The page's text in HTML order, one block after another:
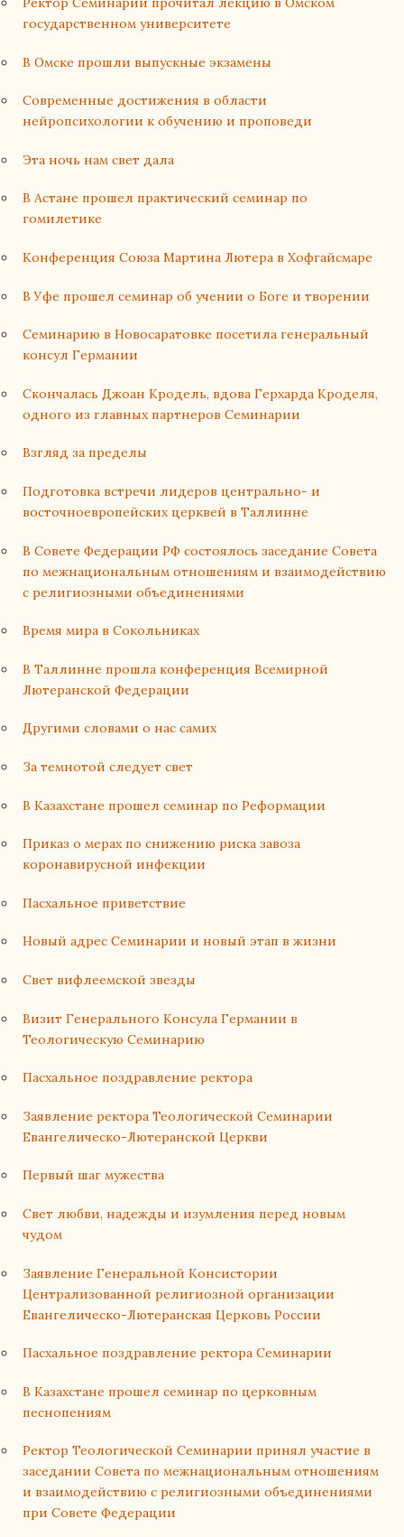
государственном университете
В Омске прошли выпускные экзамены
Современные достижения в области
нейропсихологии к обучению и проповеди
Эта ночь нам свет дала
В Астане прошел практический семинар по
гомилетике
Конференция Союза Мартина Лютера в Хофгайсмаре
В Уфе прошел семинар об учении о Боге и творении
Семинарию в Новосаратовке посетила генеральный
консул Германии
Cкончалась Джоан Кродель, вдова Герхарда Кроделя,
одного из главных партнеров Семинарии
Взгляд за пределы
Подготовка встречи лидеров центрально- и
восточноевропейских церквей в Таллинне
В Совете Федерации РФ состоялось заседание Совета
по межнациональным отношениям и взаимодействию
с религиозными объединениями
Время мира в Сокольниках
В Таллинне прошла конференция Всемирной
Лютеранской Федерации
Другими словами о нас самих
За темнотой следует свет
В Казахстане прошел семинар по Реформации
Приказ о мерах по снижению риска завоза
коронавирусной инфекции
Пасхальное приветствие
Новый адрес Семинарии и новый этап в жизни
Свет вифлеемской звезды
Визит Генерального Консула Германии в
Теологическую Семинарию
Пасхальное поздравление ректора
Заявление ректора Теологической Семинарии
Евангелическо-Лютеранской Церкви
Первый шаг мужества
Свет любви, надежды и изумления перед новым
чудом
Заявление Генеральной Консистории
Централизованной религиозной организации
Евангелическо-Лютеранская Церковь России
Пасхальное поздравление ректора Семинарии
В Казахстане прошел семинар по церковным
песнопениям
Ректор Теологической Семинарии принял участие в
заседании Совета по межнациональным отношениям
и взаимодействию с религиозными объединениями
при Совете Федерации